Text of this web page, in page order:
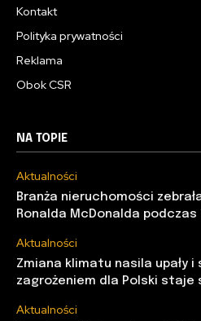
Kontakt
Polityka prywatności
Reklama
Obok CSR
NA TOPIE
Aktualności
Branża nieruchomości
Ronalda McDonalda podczas
Aktualności
Zmiana klimatu nasila upały i
zagrożeniem dla Polski staje
Aktualności